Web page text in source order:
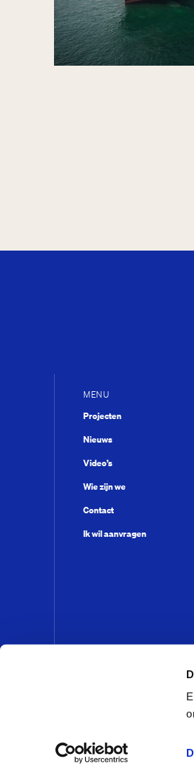
MENU
Projecten
Nieuws
Video’s
Wie zijn we
Contact
Ik wil aanvragen